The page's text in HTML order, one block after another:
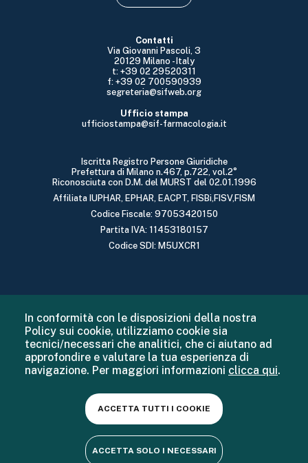
Contatti
Via Giovanni Pascoli, 3
20129 Milano - Italy
t: +39 02 29520311
f: +39 02 700590939
segreteria@sifweb.org
Ufficio stampa
ufficiostampa@sif-farmacologia.it
Iscritta Registro Persone Giuridiche
Prefettura di Milano n.467, p.722, vol.2°
Riconosciuta con D.M. del MURST del 02.01.1996
Affiliata IUPHAR, EPHAR, EACPT, FISBi,FISV,FISM
Codice Fiscale: 97053420150
Partita IVA: 11453180157
Codice SDI: M5UXCR1
In conformità con le disposizioni della nostra
Policy sui cookie, utilizziamo cookie sia
tecnici/necessari che analitici, che ci aiutano ad
approfondire e valutare la tua esperienza di
navigazione. Per maggiori informazioni clicca qui.
ACCETTA SOLO I NECESSARI
ACCETTA TUTTI I COOKIE